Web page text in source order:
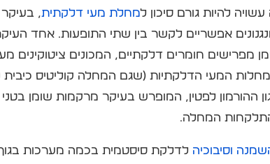
להיות גורם סיכון למחלת מעי דלקתית, בעיקר
אפשריים לקשר בין שתי התופעות. אחד
חומרים דלקתיים, המכונים ציטוקינים
המעי הדלקתיות (שגם המחלה קוליטיס
ההורמון לפטין, המופרש בעיקר מרקמות שומן
המחלה.
וסיבוכיה לדלקת סיסטמית בכמה מערכות